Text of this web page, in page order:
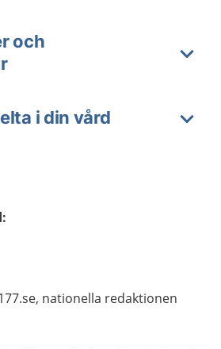
och
i din vård
:
nationella redaktionen